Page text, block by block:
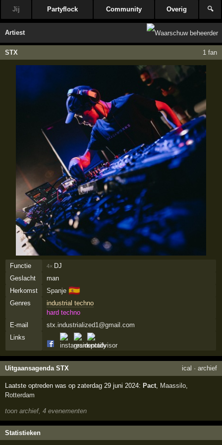
Jij Partyflock Community Overig 🔍
Artiest
STX 1 fan
Functie 4× DJ
Geslacht
man
Herkomst
Spanje 🇪🇸
Genres
industrial techno
hard techno
E-mail
stx.industrialized1@gmail.com
Links
Uitgaansagenda STX ical · archief
Laatste optreden was op zaterdag 29 juni 2024: Pact Maassilo
Rotterdam
toon archief, 4 evenementen
Statistieken